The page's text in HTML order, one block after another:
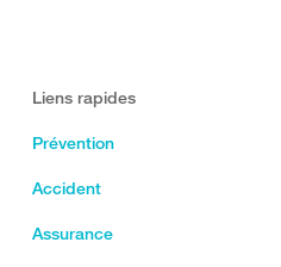
Liens rapides
Prévention
Accident
Assurance